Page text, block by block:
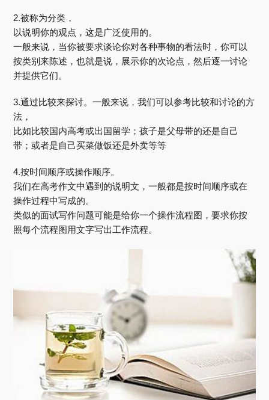
2.被称为分类，
以说明你的观点，这是广泛使用的。
一般来说，当你被要求谈论你对各种事物的看法时，你可以
按类别来陈述，也就是说，展示你的次论点，然后逐一讨论
并提供它们。
3.通过比较来探讨。一般来说，我们可以参考比较和讨论的方
法，
比如比较国内高考或出国留学；孩子是父母带的还是自己
带；或者是自己买菜做饭还是外卖等等
4.按时间顺序或操作顺序。
我们在高考作文中遇到的说明文，一般都是按时间顺序或在
操作过程中写成的。
类似的面试写作问题可能是给你一个操作流程图，要求你按
照每个流程图用文字写出工作流程。